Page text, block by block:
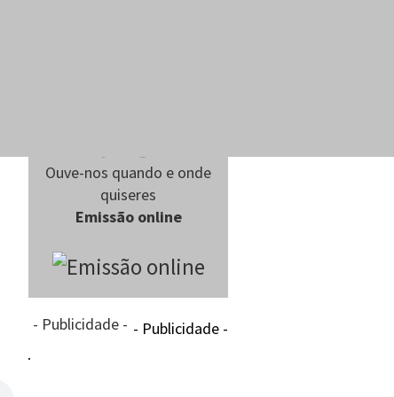
Ouve-nos quando e onde
quiseres
Emissão online
- Publicidade - - Publicidade -